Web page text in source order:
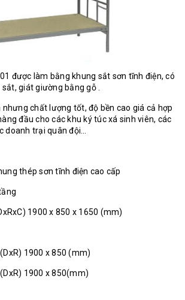
được làm bằng khung sắt sơn tĩnh điện, có
giát giường bằng gỗ .
nhưng chất lượng tốt, độ bền cao giá cả hợp
đầu cho các khu ký túc xá sinh viên, các
doanh trại quân đội…
sơn tĩnh điện cao cấp
1900 x 850 x 1650 (mm)
(DxR) 1900 x 850 (mm)
(DxR) 1900 x 850(mm)